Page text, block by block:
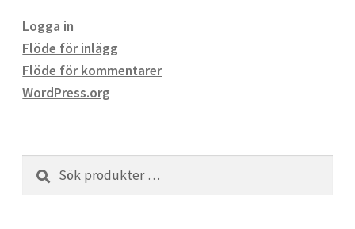
Logga in
Flöde för inlägg
Flöde för kommentarer
WordPress.org
Sök
efter:
Sök